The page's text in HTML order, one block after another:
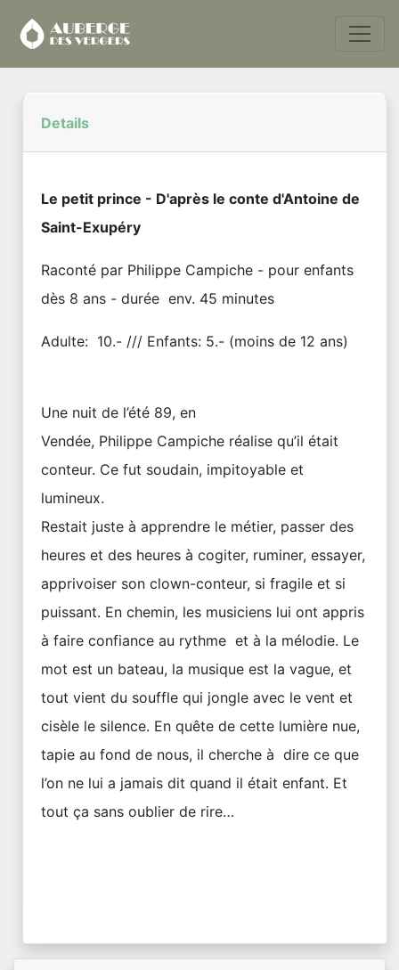
Details
Le petit prince - D'après le conte d'Antoine de
Saint-Exupéry
Raconté par Philippe Campiche - pour enfants
dès 8 ans - durée env. 45 minutes
Adulte: 10.- /// Enfants: 5.- (moins de 12 ans)
Une nuit de l’été 89, en
Vendée, Philippe Campiche réalise qu’il était
conteur. Ce fut soudain, impitoyable et
lumineux.
Restait juste à apprendre le métier, passer des
heures et des heures à cogiter, ruminer, essayer,
apprivoiser son clown-conteur, si fragile et si
puissant. En chemin, les musiciens lui ont appris
à faire confiance au rythme et à la mélodie. Le
mot est un bateau, la musique est la vague, et
tout vient du souffle qui jongle avec le vent et
cisèle le silence. En quête de cette lumière nue,
tapie au fond de nous, il cherche à dire ce que
l’on ne lui a jamais dit quand il était enfant. Et
tout ça sans oublier de rire…